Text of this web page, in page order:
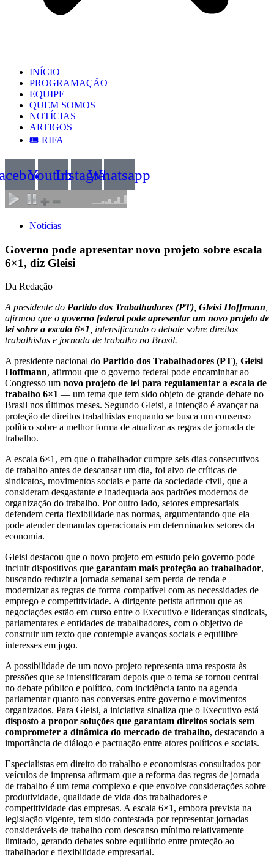
INÍCIO
PROGRAMAÇÃO
EQUIPE
QUEM SOMOS
NOTÍCIAS
ARTIGOS
🎟️ RIFA
YoutubeInstagramWhatsapp
Notícias
Governo pode apresentar novo projeto sobre escala
6×1, diz Gleisi
Da Redação
A presidente do Partido dos Trabalhadores (PT), Gleisi Hoffmann,
afirmou que o governo federal pode apresentar um novo projeto de
lei sobre a escala 6×1, intensificando o debate sobre direitos
trabalhistas e jornada de trabalho no Brasil.
A presidente nacional do Partido dos Trabalhadores (PT), Gleisi
Hoffmann, afirmou que o governo federal pode encaminhar ao
Congresso um novo projeto de lei para regulamentar a escala de
trabalho 6×1 — um tema que tem sido objeto de grande debate no
Brasil nos últimos meses. Segundo Gleisi, a intenção é avançar na
proteção de direitos trabalhistas enquanto se busca um consenso
político sobre a melhor forma de atualizar as regras de jornada de
trabalho.
A escala 6×1, em que o trabalhador cumpre seis dias consecutivos
de trabalho antes de descansar um dia, foi alvo de críticas de
sindicatos, movimentos sociais e parte da sociedade civil, que a
consideram desgastante e inadequada aos padrões modernos de
organização do trabalho. Por outro lado, setores empresariais
defendem certa flexibilidade nas normas, argumentando que ela
pode atender demandas operacionais em determinados setores da
economia.
Gleisi destacou que o novo projeto em estudo pelo governo pode
incluir dispositivos que garantam mais proteção ao trabalhador,
buscando reduzir a jornada semanal sem perda de renda e
modernizar as regras de forma compatível com as necessidades de
emprego e competitividade. A dirigente petista afirmou que as
negociações estão em curso entre o Executivo e lideranças sindicais,
parlamentares e entidades de trabalhadores, com o objetivo de
construir um texto que contemple avanços sociais e equilibre
interesses em jogo.
A possibilidade de um novo projeto representa uma resposta às
pressões que se intensificaram depois que o tema se tornou central
no debate público e político, com incidência tanto na agenda
parlamentar quanto nas conversas entre governo e movimentos
organizados. Para Gleisi, a iniciativa sinaliza que o Executivo está
disposto a propor soluções que garantam direitos sociais sem
comprometer a dinâmica do mercado de trabalho, destacando a
importância de diálogo e pactuação entre atores políticos e sociais.
Especialistas em direito do trabalho e economistas consultados por
veículos de imprensa afirmam que a reforma das regras de jornada
de trabalho é um tema complexo e que envolve considerações sobre
produtividade, qualidade de vida dos trabalhadores e
competitividade das empresas. A escala 6×1, embora prevista na
legislação vigente, tem sido contestada por representar jornadas
consideráveis de trabalho com descanso mínimo relativamente
limitado, gerando debates sobre equilíbrio entre proteção ao
trabalhador e flexibilidade empresarial.